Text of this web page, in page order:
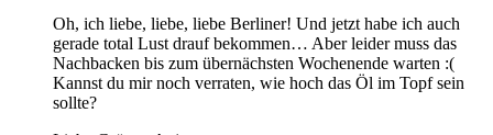
Oh, ich liebe, liebe, liebe Berliner! Und jetzt habe ich auch
gerade total Lust drauf bekommen… Aber leider muss das
Nachbacken bis zum übernächsten Wochenende warten :(
Kannst du mir noch verraten, wie hoch das Öl im Topf sein
sollte?